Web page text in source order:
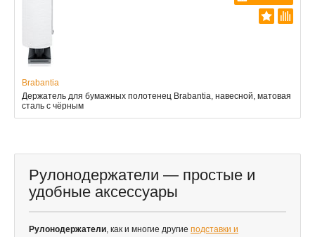
Brabantia
Держатель для бумажных полотенец Brabantia, навесной, матовая
сталь с чёрным
Рулонодержатели — простые и
удобные аксессуары
Рулонодержатели, как и многие другие подставки и